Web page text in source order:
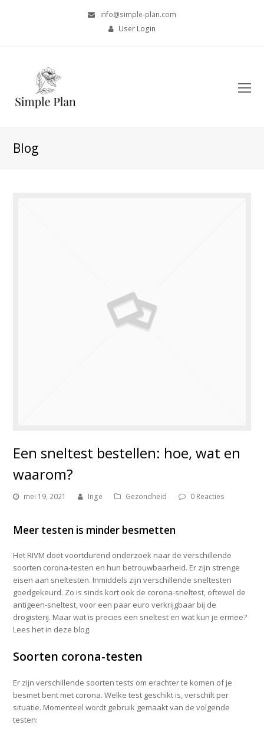
info@simple-plan.com
User Login
Blog
Een sneltest bestellen: hoe, wat en
waarom?
mei 19, 2021 Inge Gezondheid 0 Reacties
Meer testen is minder besmetten
Het RIVM doet voortdurend onderzoek naar de verschillende
soorten corona-testen en hun betrouwbaarheid. Er zijn strenge
eisen aan sneltesten. Inmiddels zijn verschillende sneltesten
goedgekeurd. Zo is sinds kort ook de corona-sneltest, oftewel de
antigeen-sneltest, voor een paar euro verkrijgbaar bij de
drogisterij. Maar wat is precies een sneltest en wat kun je ermee?
Lees het in deze blog.
Soorten corona-testen
Er zijn verschillende soorten tests om erachter te komen of je
besmet bent met corona. Welke test geschikt is, verschilt per
situatie. Momenteel wordt gebruik gemaakt van de volgende
testen: